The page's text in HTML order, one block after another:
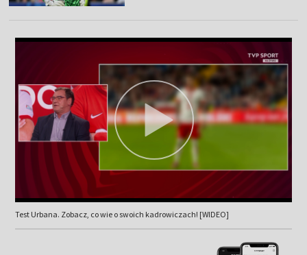
Test Urbana. Zobacz, co wie o swoich kadrowiczach! [WIDEO]